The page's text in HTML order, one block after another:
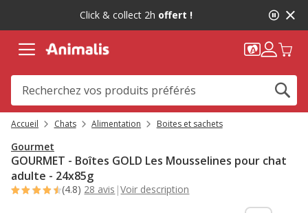
message,
Click & collect 2h offert !
Accueil Chats Alimentation Boites et sachets
Gourmet
GOURMET - Boîtes GOLD Les Mousselines pour chat
adulte - 24x85g
(4.8) 28 avis |Voir description